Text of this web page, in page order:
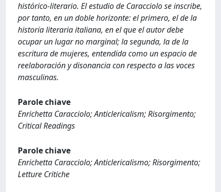
histórico-literario. El estudio de Caracciolo se inscribe,
por tanto, en un doble horizonte: el primero, el de la
historia literaria italiana, en el que el autor debe
ocupar un lugar no marginal; la segunda, la de la
escritura de mujeres, entendida como un espacio de
reelaboración y disonancia con respecto a las voces
masculinas.
Parole chiave
Enrichetta Caracciolo; Anticlericalism; Risorgimento;
Critical Readings
Parole chiave
Enrichetta Caracciolo; Anticlericalismo; Risorgimento;
Letture Critiche